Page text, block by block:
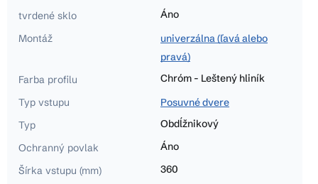
tvrdené sklo
Áno
Montáž
univerzálna (ľavá alebo
pravá)
Farba profilu
Chróm - Leštený hliník
Typ vstupu
Posuvné dvere
Typ
Obdĺžnikový
Ochranný povlak
Áno
Šírka vstupu (mm)
360